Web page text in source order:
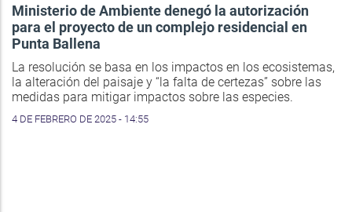
Ministerio de Ambiente denegó la autorización
para el proyecto de un complejo residencial en
Punta Ballena
La resolución se basa en los impactos en los ecosistemas,
la alteración del paisaje y “la falta de certezas” sobre las
medidas para mitigar impactos sobre las especies.
4 DE FEBRERO DE 2025 - 14:55